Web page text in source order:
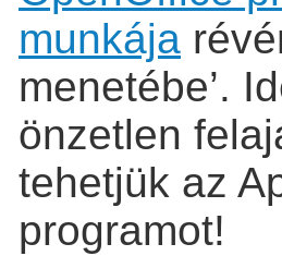
munkája
menetébe’.
önzetlen
tehetjük az
programot!